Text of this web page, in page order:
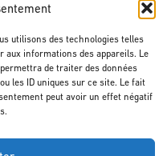
utilisons des technologies telles
aux informations des appareils. Le
de traiter des données
les ID uniques sur ce site. Le fait
peut avoir un effet négatif